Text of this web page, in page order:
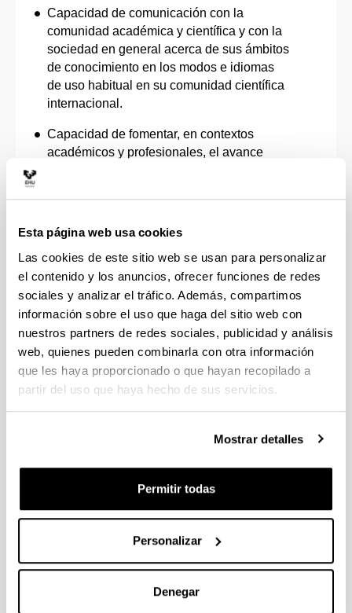
Esta página web usa cookies
Las cookies de este sitio web se usan para personalizar
el contenido y los anuncios, ofrecer funciones de redes
sociales y analizar el tráfico. Además, compartimos
información sobre el uso que haga del sitio web con
nuestros partners de redes sociales, publicidad y análisis
web, quienes pueden combinarla con otra información
que les haya proporcionado o que hayan recopilado a
partir del uso que haya hecho de sus servicios.
Mostrar detalles
Permitir todas
Personalizar
Denegar
Capacidad de comunicación con la
comunidad académica y científica y con la
sociedad en general acerca de sus ámbitos
de conocimiento en los modos e idiomas
de uso habitual en su comunidad científica
internacional.
Capacidad de fomentar, en contextos
académicos y profesionales, el avance
Capacidad de fomentar la Ciencia Abierta y
la Ciencia Ciudadana, conforme al artículo
12 de la Ley Orgánica 2/2023, de 22 de
marzo, como modo de contribuir a la
consideración del conocimiento científico
como un bien común, mediante la
evaluación de actividades transversales
llevadas a cabo por la doctoranda o el
doctorando relacionadas con diferentes
dimensiones de la Ciencia Abierta y la
capacitación adquirida en sendas
microcredenciales o similar.
Capacidades y destrezas personales